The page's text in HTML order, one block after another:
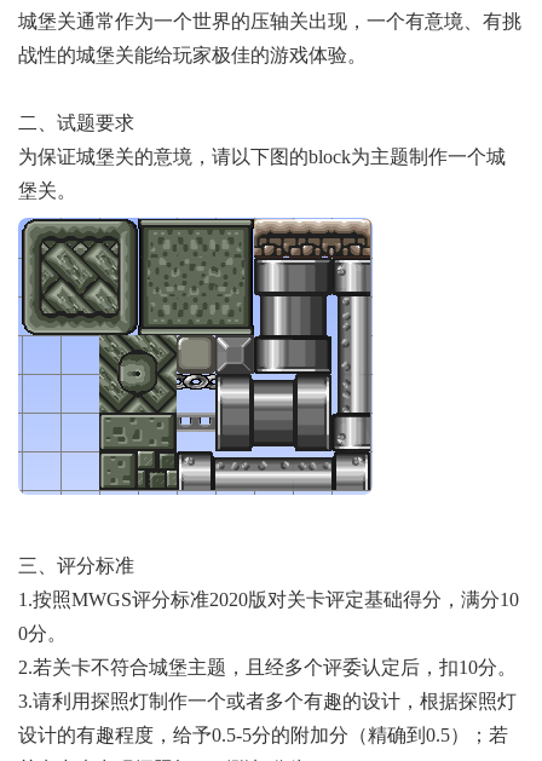
城堡关通常作为一个世界的压轴关出现，一个有意境、有挑
战性的城堡关能给玩家极佳的游戏体验。
二、试题要求
为保证城堡关的意境，请以下图的block为主题制作一个城
堡关。
三、评分标准
1.按照MWGS评分标准2020版对关卡评定基础得分，满分10
0分。
2.若关卡不符合城堡主题，且经多个评委认定后，扣10分。
3.请利用探照灯制作一个或者多个有趣的设计，根据探照灯
设计的有趣程度，给予0.5-5分的附加分（精确到0.5）；若